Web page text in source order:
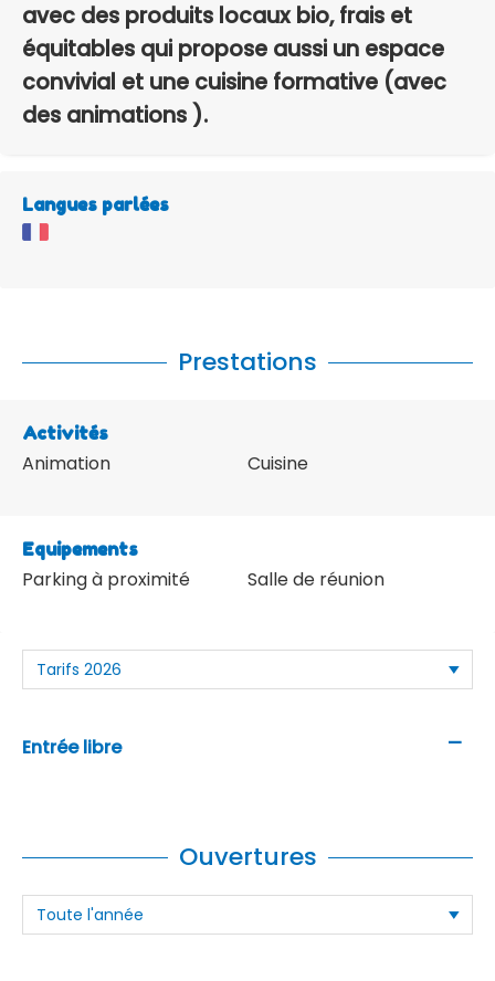
avec des produits locaux bio, frais et
équitables qui propose aussi un espace
convivial et une cuisine formative (avec
des animations ).
Langues parlées
Prestations
Activités
Animation Cuisine
Equipements
Parking à proximité Salle de réunion
Entrée libre —
Ouvertures